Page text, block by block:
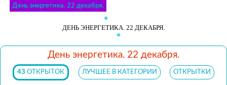
День энергетика. 22 декабря.
ДЕНЬ ЭНЕРГЕТИКА. 22 ДЕКАБРЯ.
День энергетика. 22 декабря.
43 ОТКРЫТОК ЛУЧШЕЕ В КАТЕГОРИИ ОТКРЫТКИ